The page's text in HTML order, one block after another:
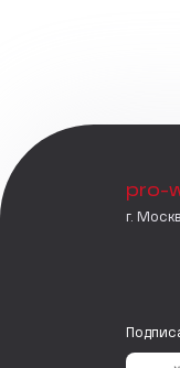
pro-
г.